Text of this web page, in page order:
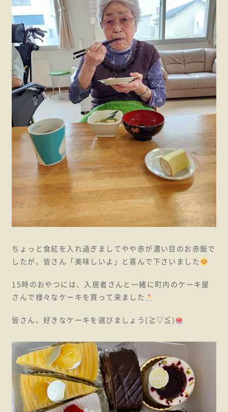
ちょっと食紅を入れ過ぎましてやや赤が濃い目のお赤飯で
したが、皆さん「美味しいよ」と喜んで下さいました
15時のおやつには、入居者さんと一緒に町内のケーキ屋
さんで様々なケーキを買って来ました
皆さん、好きなケーキを選びましょう(≧▽≦)